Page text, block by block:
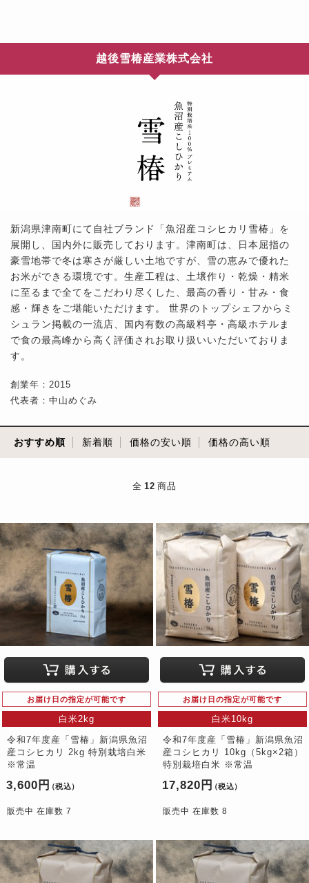
越後雪椿産業株式会社
新潟県津南町にて自社ブランド「魚沼産コシヒカリ雪椿」を
展開し、国内外に販売しております。津南町は、日本屈指の
豪雪地帯で冬は寒さが厳しい土地ですが、雪の恵みで優れた
お米ができる環境です。生産工程は、土壌作り・乾燥・精米
に至るまで全てをこだわり尽くした、最高の香り・甘み・食
感・輝きをご堪能いただけます。 世界のトップシェフからミ
シュラン掲載の一流店、国内有数の高級料亭・高級ホテルま
で食の最高峰から高く評価されお取り扱いいただいておりま
す。
創業年：2015
代表者：中山めぐみ
おすすめ順 新着順 価格の安い順 価格の高い順
全 12 商品
お届け日の指定が可能です
白米2kg
令和7年度産「雪椿」新潟県魚沼
産コシヒカリ 2kg 特別栽培白米
※常温
3,600円 （税込）
販売中 在庫数 7
お届け日の指定が可能です
白米10kg
令和7年度産「雪椿」新潟県魚沼
産コシヒカリ 10kg（5kg×2箱）
特別栽培白米 ※常温
17,820円 （税込）
販売中 在庫数 8